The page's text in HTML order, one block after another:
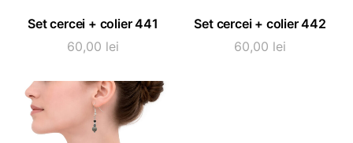
ADAUGĂ ÎN COȘ
Set cercei + colier 441
60,00 lei
ADAUGĂ ÎN COȘ
Set cercei + colier 442
60,00 lei